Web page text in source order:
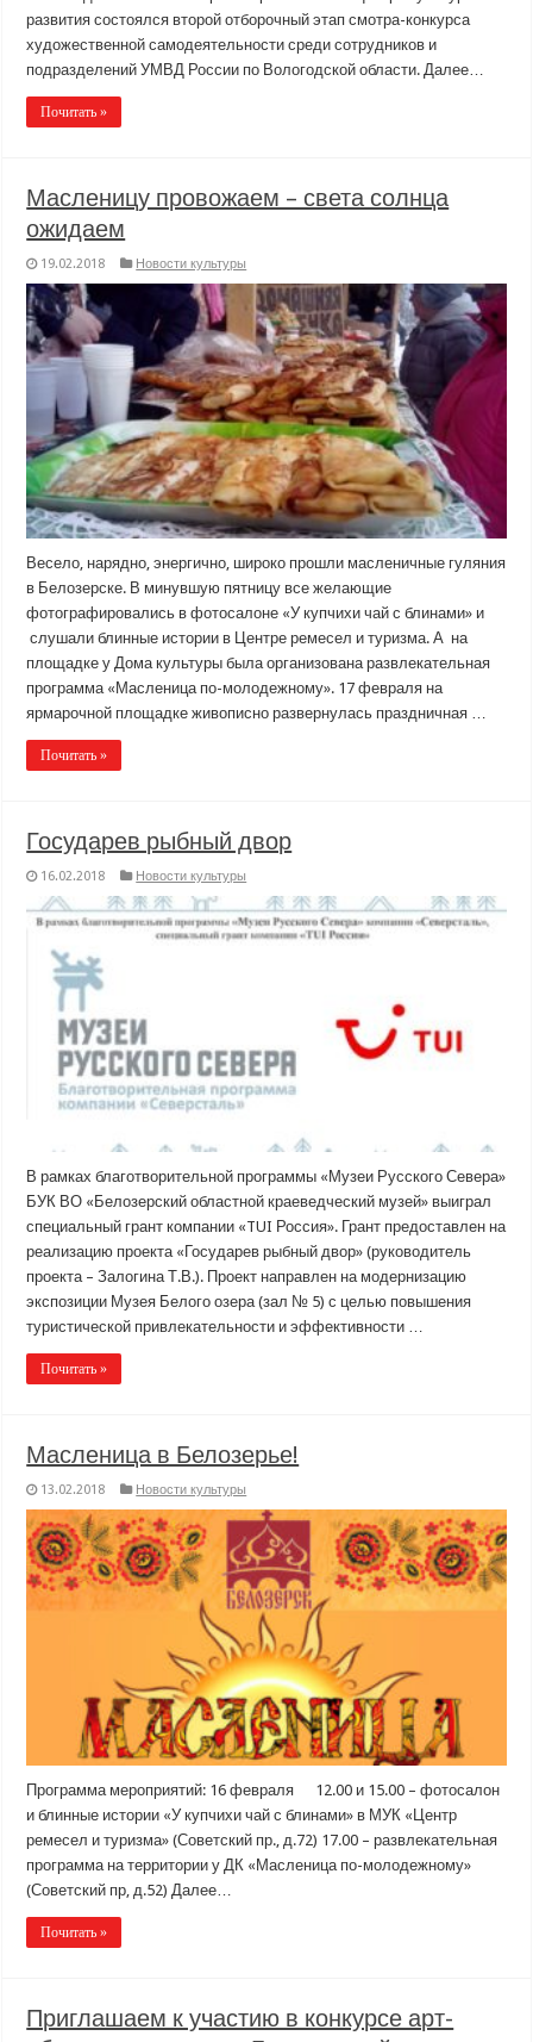
развития состоялся второй отборочный этап смотра-конкурса
художественной самодеятельности среди сотрудников и
подразделений УМВД России по Вологодской области. Далее…
Почитать »
Масленицу провожаем – света солнца
ожидаем
19.02.2018 Новости культуры
Весело, нарядно, энергично, широко прошли масленичные гуляния
в Белозерске. В минувшую пятницу все желающие
фотографировались в фотосалоне «У купчихи чай с блинами» и
слушали блинные истории в Центре ремесел и туризма. А на
площадке у Дома культуры была организована развлекательная
программа «Масленица по-молодежному». 17 февраля на
ярмарочной площадке живописно развернулась праздничная …
Почитать »
Государев рыбный двор
16.02.2018 Новости культуры
В рамках благотворительной программы «Музеи Русского Севера»
БУК ВО «Белозерский областной краеведческий музей» выиграл
специальный грант компании «TUI Россия». Грант предоставлен на
реализацию проекта «Государев рыбный двор» (руководитель
проекта – Залогина Т.В.). Проект направлен на модернизацию
экспозиции Музея Белого озера (зал № 5) с целью повышения
туристической привлекательности и эффективности …
Почитать »
Масленица в Белозерье!
13.02.2018 Новости культуры
Программа мероприятий: 16 февраля 12.00 и 15.00 – фотосалон
и блинные истории «У купчихи чай с блинами» в МУК «Центр
ремесел и туризма» (Советский пр., д.72) 17.00 – развлекательная
программа на территории у ДК «Масленица по-молодежному»
(Советский пр, д.52) Далее…
Почитать »
Приглашаем к участию в конкурсе арт-